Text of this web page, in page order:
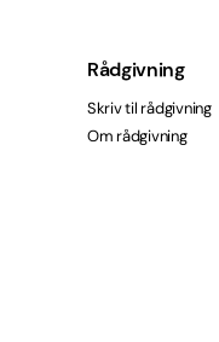
Rådgivning
Skriv til rådgivning
Om rådgivning